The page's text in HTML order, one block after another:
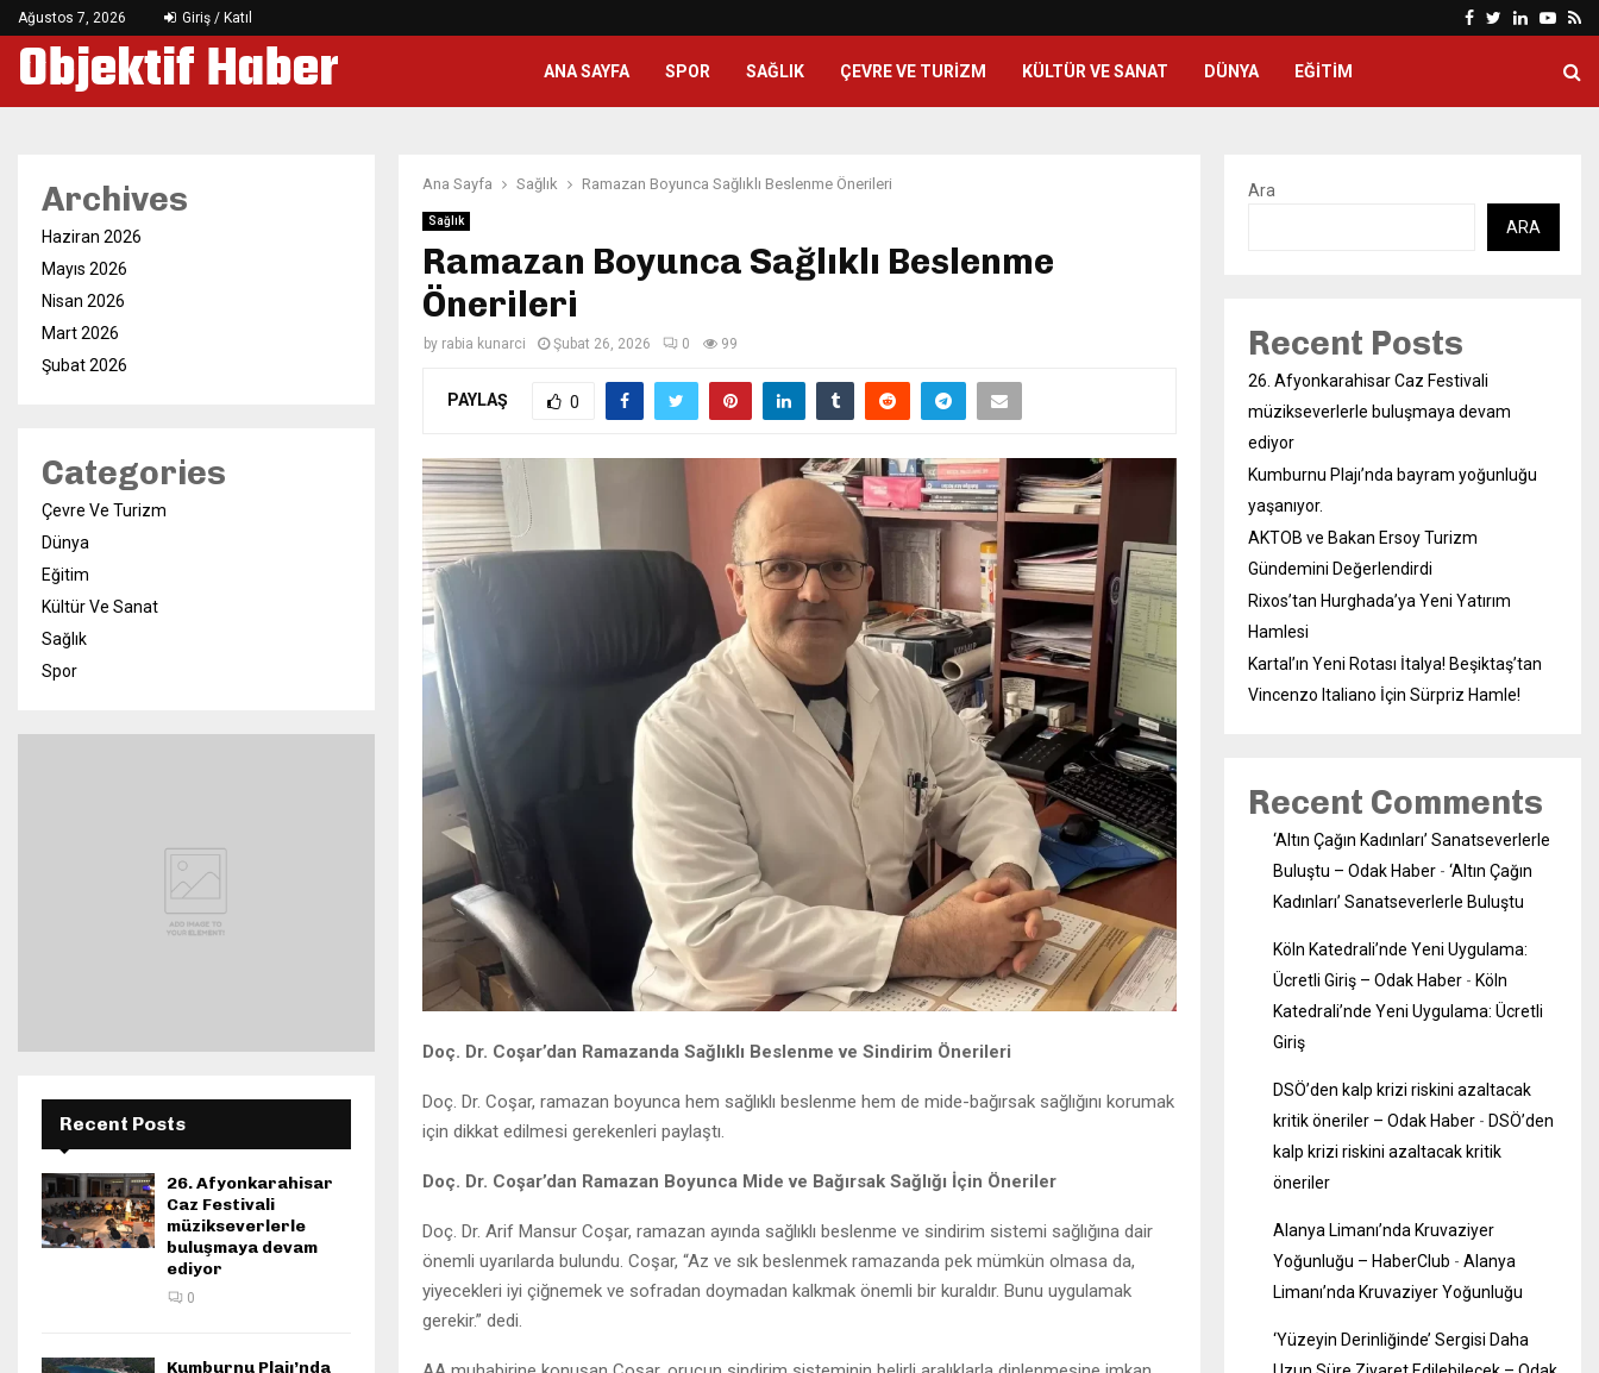
Ağustos 7, 2026 Giriş / Katıl Facebook
Twitter
Linkedin
Objektif Haber ANA SAYFA SPOR SAĞLIK ÇEVRE VE TURIZM KÜLTÜR VE SANAT DÜNYA EĞITIM
Ana Sayfa Sağlık Ramazan Boyunca Sağlıklı Beslenme Önerileri
Sağlık
Ramazan Boyunca Sağlıklı Beslenme
Önerileri
by rabia kunarci Şubat 26, 2026 0 99
PAYLAŞ 0
Doç. Dr. Coşar’dan Ramazanda Sağlıklı Beslenme ve Sindirim Önerileri
Doç. Dr. Coşar, ramazan boyunca hem sağlıklı beslenme hem de mide-bağırsak sağlığını korumak
için dikkat edilmesi gerekenleri paylaştı.
Doç. Dr. Coşar’dan Ramazan Boyunca Mide ve Bağırsak Sağlığı İçin Öneriler
Doç. Dr. Arif Mansur Coşar, ramazan ayında sağlıklı beslenme ve sindirim sistemi sağlığına dair
önemli uyarılarda bulundu. Coşar, “Az ve sık beslenmek ramazanda pek mümkün olmasa da,
yiyecekleri iyi çiğnemek ve sofradan doymadan kalkmak önemli bir kuraldır. Bunu uygulamak
gerekir.” dedi.
Archives
Haziran 2026
Mayıs 2026
Nisan 2026
Mart 2026
Şubat 2026
Categories
Çevre Ve Turizm
Dünya
Eğitim
Kültür Ve Sanat
Sağlık
Spor
Recent Posts
26. Afyonkarahisar
Caz Festivali
müzikseverlerle
buluşmaya devam
ediyor
0
Kumburnu Plajı’nda
Ara
ARA
Recent Posts
26. Afyonkarahisar Caz Festivali
müzikseverlerle buluşmaya devam
ediyor
Kumburnu Plajı’nda bayram yoğunluğu
yaşanıyor.
AKTOB ve Bakan Ersoy Turizm
Gündemini Değerlendirdi
Rixos’tan Hurghada’ya Yeni Yatırım
Hamlesi
Kartal’ın Yeni Rotası İtalya! Beşiktaş’tan
Vincenzo Italiano İçin Sürpriz Hamle!
Recent Comments
‘Altın Çağın Kadınları’ Sanatseverlerle
Buluştu – Odak Haber - ‘Altın Çağın
Kadınları’ Sanatseverlerle Buluştu
Köln Katedrali’nde Yeni Uygulama:
Ücretli Giriş – Odak Haber - Köln
Katedrali’nde Yeni Uygulama: Ücretli
Giriş
DSÖ’den kalp krizi riskini azaltacak
kritik öneriler – Odak Haber - DSÖ’den
kalp krizi riskini azaltacak kritik
öneriler
Alanya Limanı’nda Kruvaziyer
Yoğunluğu – HaberClub - Alanya
Limanı’nda Kruvaziyer Yoğunluğu
‘Yüzeyin Derinliğinde’ Sergisi Daha